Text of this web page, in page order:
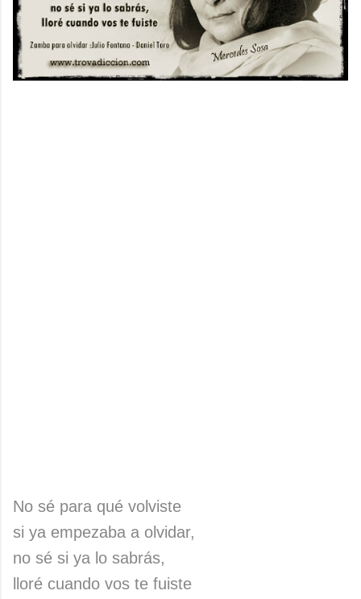
No sé para qué volviste
si ya empezaba a olvidar,
no sé si ya lo sabrás,
lloré cuando vos te fuiste